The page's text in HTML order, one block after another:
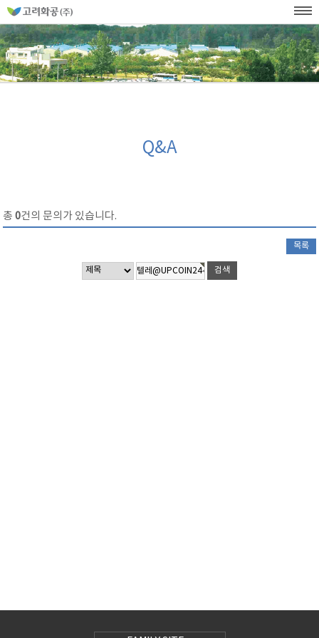
홈
이
지
네
비
게
이
션
KOR ENG SITEMAP WEB발주
메
인
메
뉴
Q&A
총0건의 문의가 있습니다.
목록